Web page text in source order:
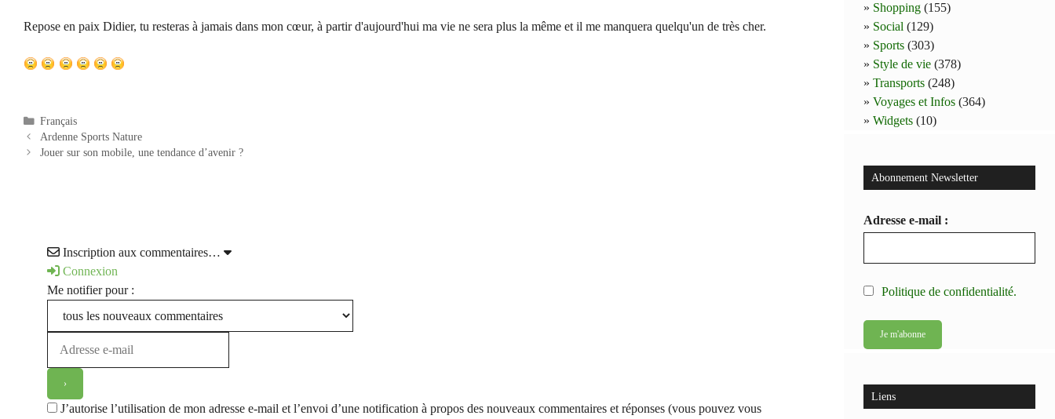
Repose en paix Didier, tu resteras à jamais dans mon cœur, à partir d'aujourd'hui ma vie ne sera plus la même et il me manquera quelqu'un de très cher.
Catégories
Français
Navigation
des
Ardenne Sports Nature
Jouer sur son mobile, une tendance d’avenir ?
Inscription aux commentaires…
Connexion
Me notifier pour :
J’autorise l’utilisation de mon adresse e-mail et l’envoi d’une notification à propos des nouveaux commentaires et réponses (vous pouvez vous
Shopping (155)
Social (129)
Sports (303)
Style de vie (378)
Transports (248)
Voyages et Infos (364)
Widgets (10)
Abonnement Newsletter
Adresse e-mail :
Politique de confidentialité.
Liens